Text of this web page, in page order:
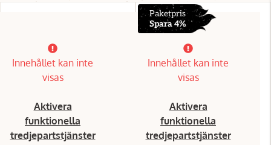
Innehållet kan inte
visas
Aktivera
funktionella
tredjepartstjänster
Paketpris
Spara 4%
Innehållet kan inte
visas
Aktivera
funktionella
tredjepartstjänster